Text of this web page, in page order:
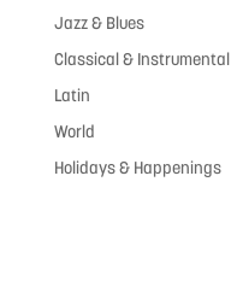
Jazz & Blues
Classical & Instrumental
Latin
World
Holidays & Happenings